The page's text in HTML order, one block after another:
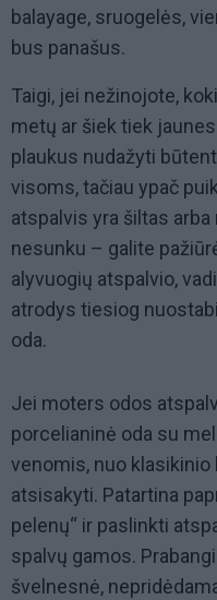
balayage, sruogelės,
bus panašus.
Taigi, jei nežinojote,
metų ar šiek tiek
plaukus nudažyti
visoms, tačiau ypač
atspalvis yra šiltas
nesunku – galite
alyvuogių atspalvio,
atrodys tiesiog
oda.
Jei moters odos
porcelianinė oda su
venomis, nuo
atsisakyti. Patartina
pelenų“ ir paslinkti
spalvų gamos.
švelnesnė,